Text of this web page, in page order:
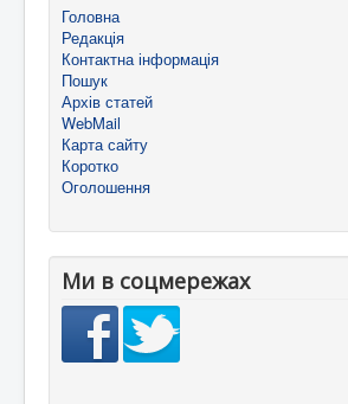
Головна
Редакція
Контактна інформація
Пошук
Архів статей
WebMail
Карта сайту
Коротко
Оголошення
Ми в соцмережах